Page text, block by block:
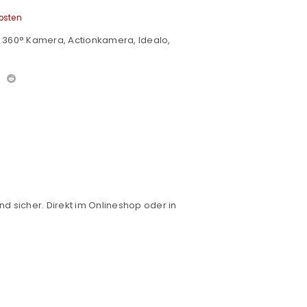
360° Kamera,Actionkamera, Idealo,
sicher. Direkt im Onlineshop oder in